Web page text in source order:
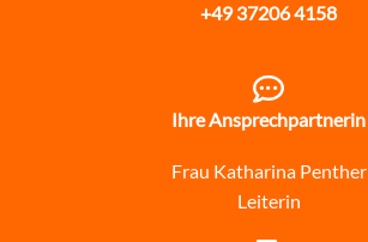
+49 37206 4158
Ihre Ansprechpartnerin
Frau Katharina Penther
Leiterin